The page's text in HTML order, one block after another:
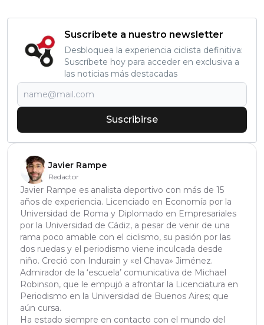
Suscríbete a nuestro newsletter
Desbloquea la experiencia ciclista definitiva:
Suscríbete hoy para acceder en exclusiva a
las noticias más destacadas
Suscribirse
Javier Rampe
Redactor
Javier Rampe es analista deportivo con más de 15
años de experiencia. Licenciado en Economía por la
Universidad de Roma y Diplomado en Empresariales
por la Universidad de Cádiz, a pesar de venir de una
rama poco amable con el ciclismo, su pasión por las
dos ruedas y el periodismo viene inculcada desde
niño. Creció con Indurain y «el Chava» Jiménez.
Admirador de la ‘escuela’ comunicativa de Michael
Robinson, que le empujó a afrontar la Licenciatura en
Periodismo en la Universidad de Buenos Aires; que
aún cursa.
Ha estado siempre en contacto con el mundo del